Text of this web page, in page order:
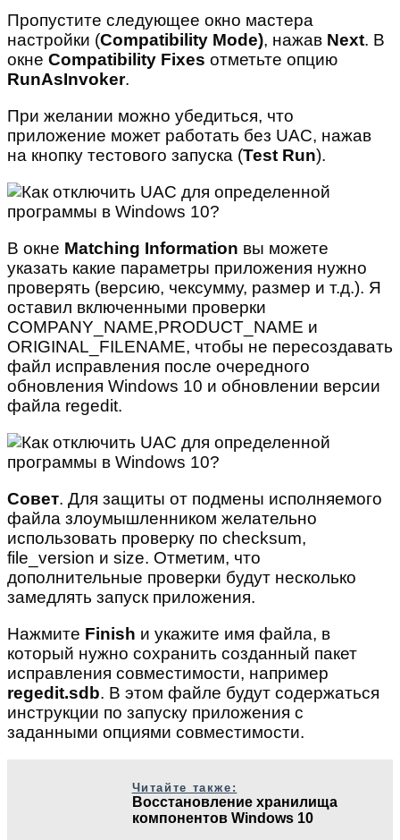
Пропустите следующее окно мастера
настройки (Compatibility Mode), нажав Next. В
окне Compatibility Fixes отметьте опцию
RunAsInvoker.
При желании можно убедиться, что
приложение может работать без UAC, нажав
на кнопку тестового запуска (Test Run).
В окне Matching Information вы можете
указать какие параметры приложения нужно
проверять (версию, чексумму, размер и т.д.). Я
оставил включенными проверки
COMPANY_NAME,PRODUCT_NAME и
ORIGINAL_FILENAME, чтобы не пересоздавать
файл исправления после очередного
обновления Windows 10 и обновлении версии
файла regedit.
Совет. Для защиты от подмены исполняемого
файла злоумышленником желательно
использовать проверку по checksum,
file_version и size. Отметим, что
дополнительные проверки будут несколько
замедлять запуск приложения.
Нажмите Finish и укажите имя файла, в
который нужно сохранить созданный пакет
исправления совместимости, например
regedit.sdb. В этом файле будут содержаться
инструкции по запуску приложения с
заданными опциями совместимости.
Читайте также:
Восстановление хранилища
компонентов Windows 10